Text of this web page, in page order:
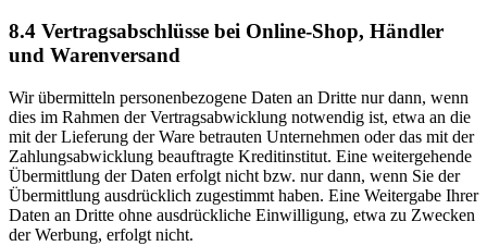
8.4 Vertragsabschlüsse bei Online-Shop, Händler
und Warenversand
Wir übermitteln personenbezogene Daten an Dritte nur dann, wenn
dies im Rahmen der Vertragsabwicklung notwendig ist, etwa an die
mit der Lieferung der Ware betrauten Unternehmen oder das mit der
Zahlungsabwicklung beauftragte Kreditinstitut. Eine weitergehende
Übermittlung der Daten erfolgt nicht bzw. nur dann, wenn Sie der
Übermittlung ausdrücklich zugestimmt haben. Eine Weitergabe Ihrer
Daten an Dritte ohne ausdrückliche Einwilligung, etwa zu Zwecken
der Werbung, erfolgt nicht.